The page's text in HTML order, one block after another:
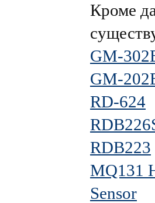
Кроме
GM-
GM-
RD-624
RDB223
MQ131
Sensor